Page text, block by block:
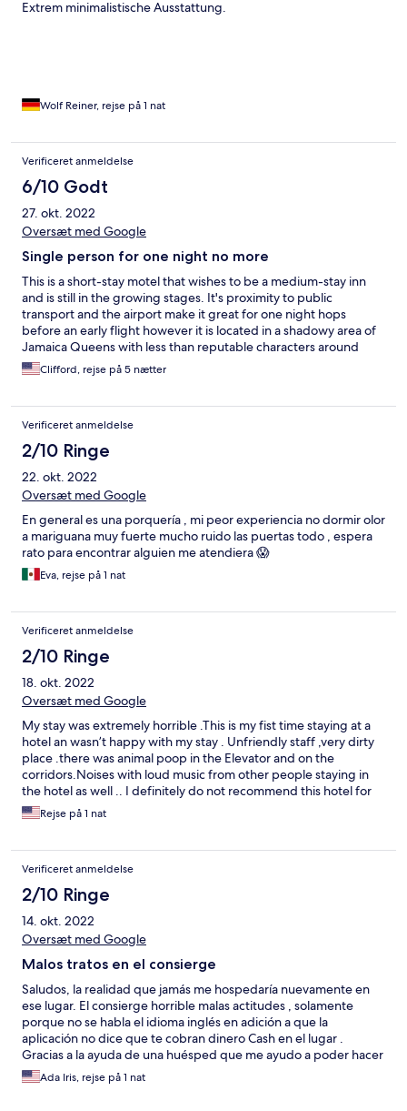
Extrem minimalistische Ausstattung.
Wolf Reiner, rejse på 1 nat
Verificeret anmeldelse
6/10 Godt
27. okt. 2022
Oversæt med Google
Single person for one night no more
This is a short-stay motel that wishes to be a medium-stay inn
and is still in the growing stages. It's proximity to public
transport and the airport make it great for one night hops
before an early flight however it is located in a shadowy area of
Jamaica Queens with less than reputable characters around
after dark. The neighborhood is on the industrial side of the
airport and a 5 minute walk before populated areas with plenty
cleanliness, (they do clean constantly) there is a heavy and
pervasive odor of marijuana from the short stay revelers. They
demand the deposit in cash up front to be returned at the end
of the stay and the parking lot only holds 6 vehicles. They
prohibit stays longer than 7 days and advertize late night short
stays in jacuzzi rooms such as the "groovy midnight special" the
intent.
Clifford, rejse på 5 nætter
Verificeret anmeldelse
2/10 Ringe
22. okt. 2022
Oversæt med Google
En general es una porquería , mi peor experiencia no dormir olor
a mariguana muy fuerte mucho ruido las puertas todo , espera
rato para encontrar alguien me atendiera 😱
Eva, rejse på 1 nat
Verificeret anmeldelse
2/10 Ringe
18. okt. 2022
Oversæt med Google
My stay was extremely horrible .This is my fist time staying at a
hotel an wasn’t happy with my stay . Unfriendly staff ,very dirty
place .there was animal poop in the Elevator and on the
corridors.Noises with loud music from other people staying in
the hotel as well .. I definitely do not recommend this hotel for
anyone to stay at ..
Rejse på 1 nat
Verificeret anmeldelse
2/10 Ringe
14. okt. 2022
Oversæt med Google
Malos tratos en el consierge
Saludos, la realidad que jamás me hospedaría nuevamente en
ese lugar. El consierge horrible malas actitudes , solamente
porque no se habla el idioma inglés en adición a que la
aplicación no dice que te cobran dinero Cash en el lugar .
Gracias a la ayuda de una huésped que me ayudo a poder hacer
el check in . También si mi amigo no llega a tener el dinero la
persona que nos dijo que era la gerente me recomendó
Ada Iris, rejse på 1 nat